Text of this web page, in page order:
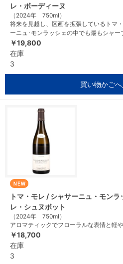
レ・ボーディーヌ
（2024年 750ml）
将来を見越し、区画を拡張しているトマ
ーニュ･モンラッシェの中でも最もシャー
￥19,800
在庫
3
買い物かご
トマ・モレ / シャサーニュ・モン
レ・シュヌボット
（2024年 750ml）
アロマティックでフローラルな表情と軽
￥18,700
在庫
3